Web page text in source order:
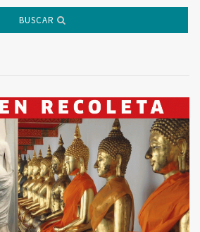
BUSCAR